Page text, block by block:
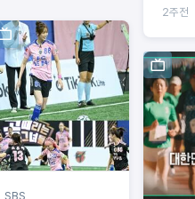
2주전
SBS